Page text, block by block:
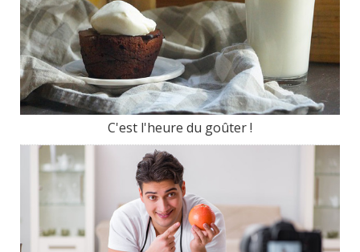
C'est l'heure du goûter !